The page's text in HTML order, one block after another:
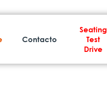
Contacto
Seating
Test
Drive